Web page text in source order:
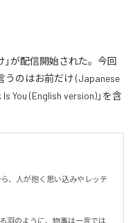
」が配信開始された。今回
うのはお前だけ (Japanese
Is You (English version)」を含
ら、人が抱く思い込みやレッテ
羽のように、物事は一言では